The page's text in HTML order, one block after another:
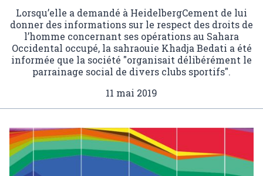
Lorsqu’elle a demandé à HeidelbergCement de lui
donner des informations sur le respect des droits de
l’homme concernant ses opérations au Sahara
Occidental occupé, la sahraouie Khadja Bedati a été
informée que la société "organisait délibérément le
parrainage social de divers clubs sportifs".
11 mai 2019